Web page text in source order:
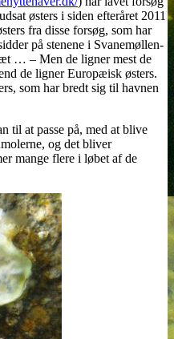
østers i siden efteråret 2011
fra disse forsøg, som har
på stenene i Svanemøllen-
… – Men de ligner mest de
de ligner Europæisk østers.
som har bredt sig til havnen
til at passe på, med at blive
og det bliver
mange flere i løbet af de